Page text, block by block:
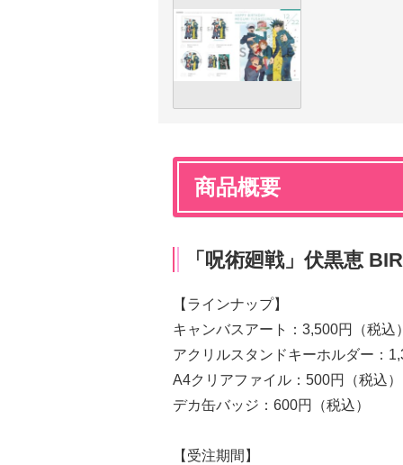
商品概要
「呪術廻戦」伏黒恵
【ラインナップ】
キャンバスアート：3,500円（税込
アクリルスタンドキーホルダー：
A4クリアファイル：500円（税込）
デカ缶バッジ：600円（税込）
【受注期間】